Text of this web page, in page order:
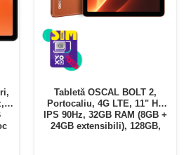
Tabletă OSCAL BOLT 2,
Portocaliu, 4G LTE, 11" HD
IPS 90Hz, 32GB RAM (8GB +
24GB extensibili), 128GB,